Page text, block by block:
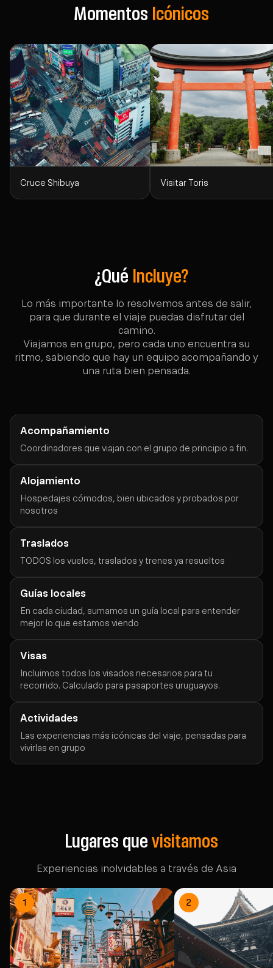
Momentos Icónicos
Cruce Shibuya Visitar Toris
¿Qué Incluye?
Lo más importante lo resolvemos antes de salir,
para que durante el viaje puedas disfrutar del
camino.
Viajamos en grupo, pero cada uno encuentra su
ritmo, sabiendo que hay un equipo acompañando y
una ruta bien pensada.
Acompañamiento
Coordinadores que viajan con el grupo de principio a fin.
Alojamiento
Hospedajes cómodos, bien ubicados y probados por
nosotros
Traslados
TODOS los vuelos, traslados y trenes ya resueltos
Guías locales
En cada ciudad, sumamos un guía local para entender
mejor lo que estamos viendo
Visas
Incluimos todos los visados necesarios para tu
recorrido. Calculado para pasaportes uruguayos.
Actividades
Las experiencias más icónicas del viaje, pensadas para
vivirlas en grupo
Lugares quevisitamos
Experiencias inolvidables a través de Asia